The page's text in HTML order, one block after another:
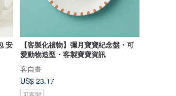
安
【客製化禮物】彌月寶寶紀念盤・可
愛動物造型・客製寶寶資訊
客自畫
US$ 23.17